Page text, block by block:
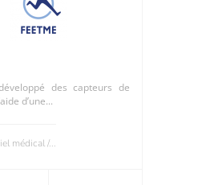
des capteurs de
d’une...
médical /...